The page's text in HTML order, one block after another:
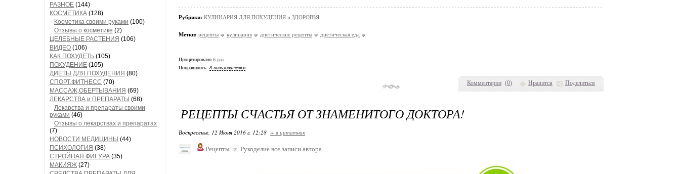
РАЗНОЕ (144)
КОСМЕТИКА (128)
Косметика своими руками (100)
Отзывы о косметике (2)
ЦЕЛЕБНЫЕ РАСТЕНИЯ (106)
ВИДЕО (106)
КАК ПОХУДЕТЬ (105)
ПОХУДЕНИЕ (105)
ДИЕТЫ ДЛЯ ПОХУДЕНИЯ (80)
СПОРТ,ФИТНЕСС (70)
МАССАЖ,ОБЕРТЫВАНИЯ (69)
ЛЕКАРСТВА и ПРЕПАРАТЫ (68)
Лекарства и препараты своими
руками (46)
Отзывы о лекарствах и препаратах
(7)
НОВОСТИ МЕДИЦИНЫ (44)
ПСИХОЛОГИЯ (38)
СТРОЙНАЯ ФИГУРА (35)
МАКИЯЖ (27)
Комментарии (0) Нравится Поделиться
Рубрики: КУЛИНАРИЯ ДЛЯ ПОХУДЕНИЯ и ЗДОРОВЬЯ
Метки: рецепты кулинария диетические рецепты диетическая еда
Процитировано 6 раз
Понравилось: 8 пользователям
РЕЦЕПТЫ СЧАСТЬЯ ОТ ЗНАМЕНИТОГО ДОКТОРА!
Воскресенье, 12 Июня 2016 г. 12:28 + в цитатник
Рецепты_и_Рукоделие все записи автора